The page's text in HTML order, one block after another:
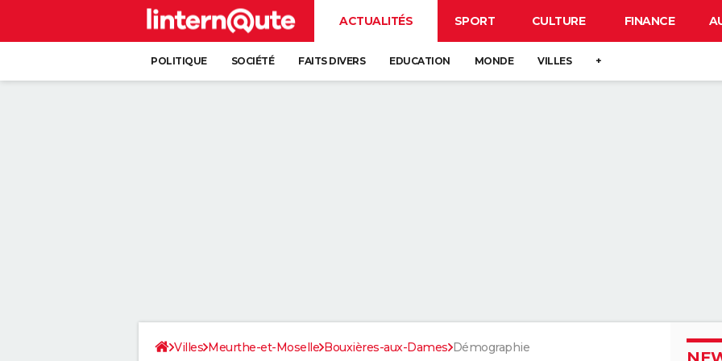
ACTUALITÉS SPORT CULTURE FINANCE
POLITIQUE SOCIÉTÉ FAITS DIVERS EDUCATION MONDE VILLES +
Villes Meurthe-et-Moselle Bouxières-aux-Dames Démographie